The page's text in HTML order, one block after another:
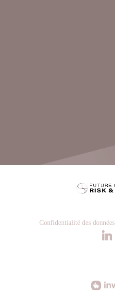
Confidentialité des données